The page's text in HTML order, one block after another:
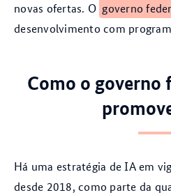
novas ofertas. O governo
desenvolvimento com
Como o governo
Há uma estratégia de IA em
desde 2018, como parte da